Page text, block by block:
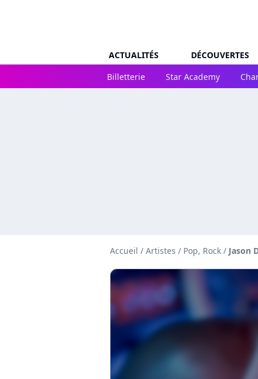
ACTUALITÉS DÉCOUVERTES
Billetterie
Star Academy
Accueil / Artistes / Pop, Rock / Jason